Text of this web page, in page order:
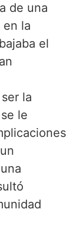
de una
la
el
la
le